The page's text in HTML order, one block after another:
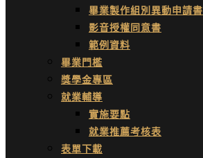
畢業製作組別異動申請書
影音授權同意書
範例資料
畢業門檻
獎學金專區
就業輔導
實施要點
就業推薦考核表
表單下載